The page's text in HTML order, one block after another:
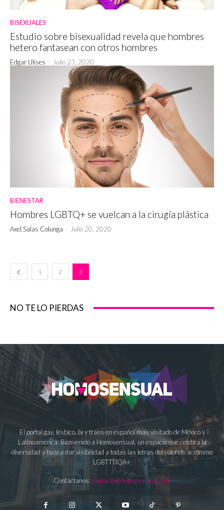
BISEXUALES
Estudio sobre bisexualidad revela que hombres
hetero fantasean con otros hombres
Edgar Ulises - Julio 23, 2020
BIENESTAR
Hombres LGBTQ+ se vuelcan a la cirugía plástica
Axel Salas Colunga - Julio 20, 2020
1 2 3
NO TE LO PIERDAS
El portal gay, lésbico, bi y trans en español más visitado de México y
Latinoamérica. Bienvenido a Homosensual, un espacio que celebra la
diversidad y busca dar visibilidad a todas las letras del colorido acrónimo
LGBTTTIQA+.
Contáctanos: contacto@homosensual.com